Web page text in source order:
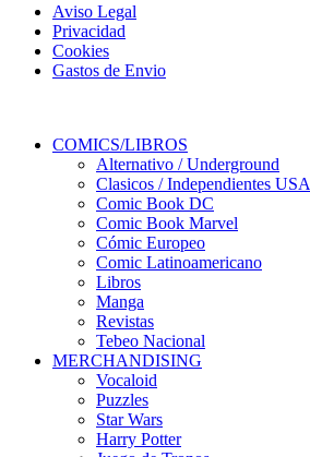
Aviso Legal
Privacidad
Cookies
Gastos de Envio
COMICS/LIBROS
Alternativo / Underground
Clasicos / Independientes USA
Comic Book DC
Comic Book Marvel
Cómic Europeo
Comic Latinoamericano
Libros
Manga
Revistas
Tebeo Nacional
MERCHANDISING
Vocaloid
Puzzles
Star Wars
Harry Potter